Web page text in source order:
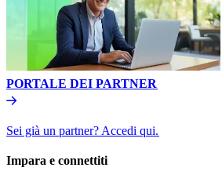
PORTALE DEI PARTNER​​
Sei già un partner? Accedi qui.​​
Impara e connettiti​​